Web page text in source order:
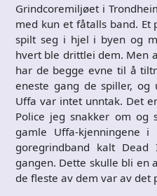
Grindcoremiljøet i
med kun et fåtalls band. Et
spilt seg i hjel i byen og
hvert ble drittlei dem. Men
har de begge evne til å
eneste gang de spiller, og
Uffa var intet unntak. Det
Police jeg snakker om og
gamle Uffa-kjenningene
goregrindband kalt Dead
gangen. Dette skulle bli en
de fleste av dem var av det